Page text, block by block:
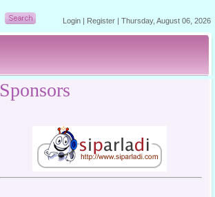
Login | Register | Thursday, August 06, 2026
Sponsors